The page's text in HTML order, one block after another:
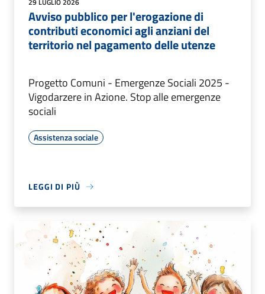
29 LUGLIO 2026
Avviso pubblico per l'erogazione di
contributi economici agli anziani del
territorio nel pagamento delle utenze
Progetto Comuni - Emergenze Sociali 2025 -
Vigodarzere in Azione. Stop alle emergenze
sociali
Assistenza sociale
LEGGI DI PIÙ